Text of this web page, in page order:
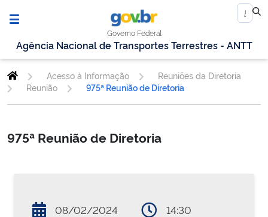
Governo Federal
Agência Nacional de Transportes Terrestres - ANTT
Acesso à Informação
Reuniões da Diretoria
Reunião
975ª Reunião de Diretoria
975ª Reunião de Diretoria
08/02/2024
14:30